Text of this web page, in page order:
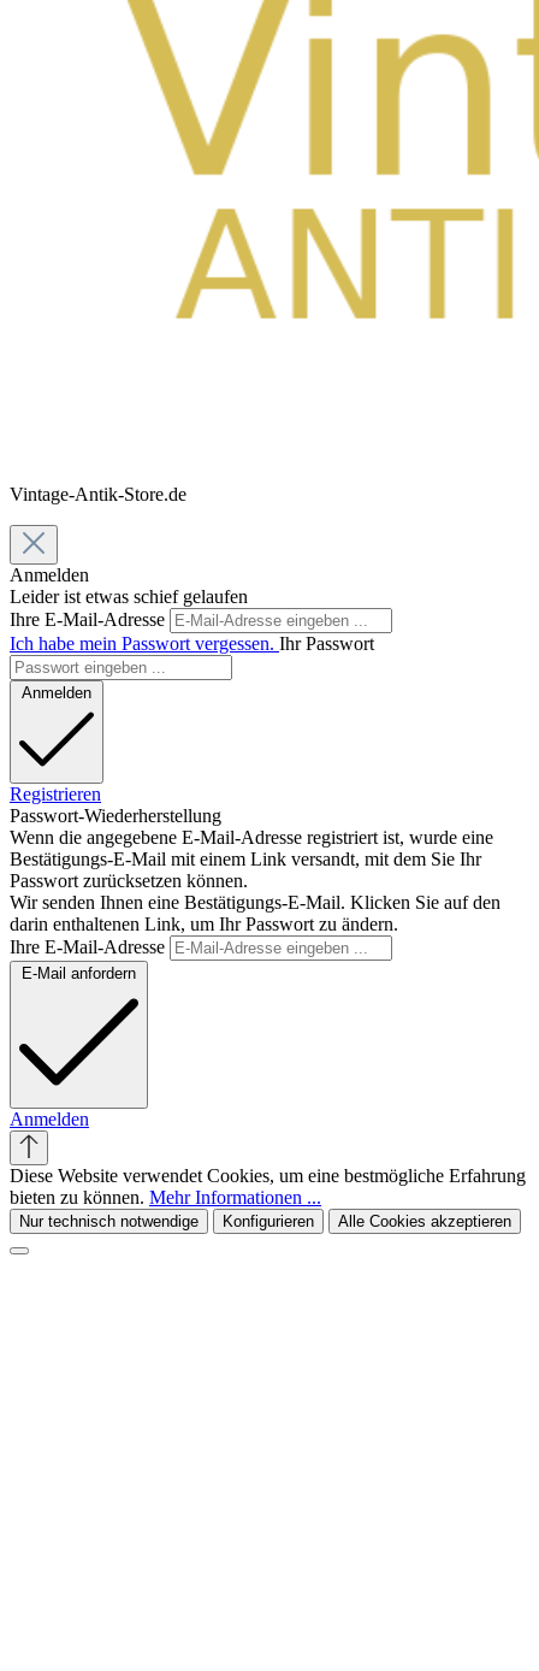
Vintage-Antik-Store.de
Anmelden
Leider ist etwas schief gelaufen
Ihre E-Mail-Adresse
Ich habe mein Passwort vergessen. Ihr Passwort
Anmelden
Registrieren
Passwort-Wiederherstellung
Wenn die angegebene E-Mail-Adresse registriert ist, wurde eine
Bestätigungs-E-Mail mit einem Link versandt, mit dem Sie Ihr
Passwort zurücksetzen können.
Wir senden Ihnen eine Bestätigungs-E-Mail. Klicken Sie auf den
darin enthaltenen Link, um Ihr Passwort zu ändern.
Ihre E-Mail-Adresse
E-Mail anfordern
Anmelden
Diese Website verwendet Cookies, um eine bestmögliche Erfahrung
bieten zu können. Mehr Informationen ...
Nur technisch notwendige Konfigurieren Alle Cookies akzeptieren